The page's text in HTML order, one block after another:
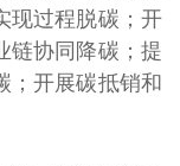
现过程脱碳；开
链协同降碳；提
；开展碳抵销和